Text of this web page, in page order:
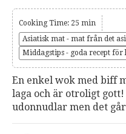
Cooking Time: 25 min
Asiatisk mat - mat från det
Middagstips - goda recept för
En enkel wok med biff
laga och är otroligt
udonnudlar men det